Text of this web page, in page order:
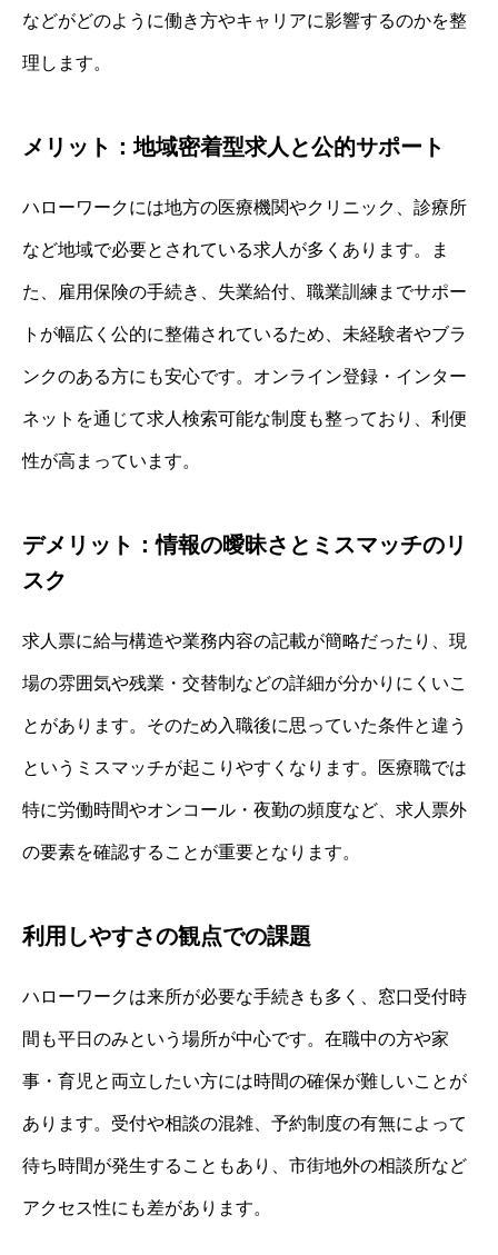
などがどのように働き方やキャリアに影響するのかを整
理します。
メリット：地域密着型求人と公的サポート
ハローワークには地方の医療機関やクリニック、診療所
など地域で必要とされている求人が多くあります。ま
た、雇用保険の手続き、失業給付、職業訓練までサポー
トが幅広く公的に整備されているため、未経験者やブラ
ンクのある方にも安心です。オンライン登録・インター
ネットを通じて求人検索可能な制度も整っており、利便
性が高まっています。
デメリット：情報の曖昧さとミスマッチのリ
スク
求人票に給与構造や業務内容の記載が簡略だったり、現
場の雰囲気や残業・交替制などの詳細が分かりにくいこ
とがあります。そのため入職後に思っていた条件と違う
というミスマッチが起こりやすくなります。医療職では
特に労働時間やオンコール・夜勤の頻度など、求人票外
の要素を確認することが重要となります。
利用しやすさの観点での課題
ハローワークは来所が必要な手続きも多く、窓口受付時
間も平日のみという場所が中心です。在職中の方や家
事・育児と両立したい方には時間の確保が難しいことが
あります。受付や相談の混雑、予約制度の有無によって
待ち時間が発生することもあり、市街地外の相談所など
アクセス性にも差があります。